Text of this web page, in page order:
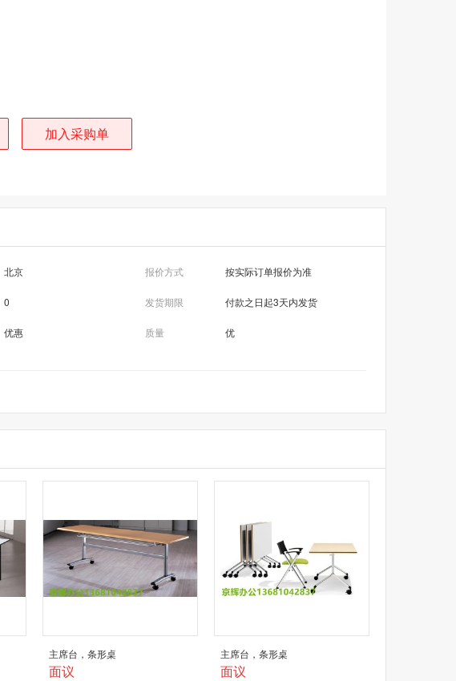
加入采购单
北京 报价方式 按实际订单报价为准
0 发货期限 付款之日起3天内发货
优惠 质量 优
主席台，条形桌
面议
主席台，条形桌
面议